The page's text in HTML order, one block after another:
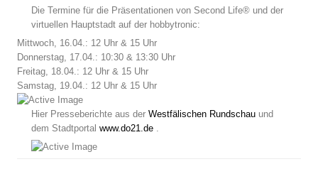
Die Termine für die Präsentationen von Second Life® und der
virtuellen Hauptstadt auf der hobbytronic:
Mittwoch, 16.04.: 12 Uhr & 15 Uhr
Donnerstag, 17.04.: 10:30 & 13:30 Uhr
Freitag, 18.04.: 12 Uhr & 15 Uhr
Samstag, 19.04.: 12 Uhr & 15 Uhr
Hier Presseberichte aus der Westfälischen Rundschau und
dem Stadtportal www.do21.de .